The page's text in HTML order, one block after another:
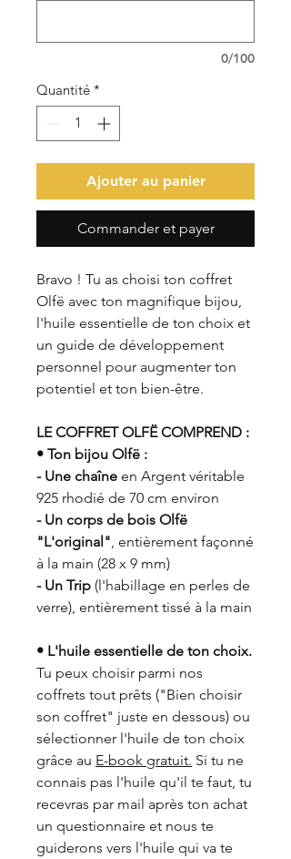
0/100
Quantité *
Ajouter au panier
Commander et payer
Bravo ! Tu as choisi ton coffret
Olfë avec ton magnifique bijou,
l'huile essentielle de ton choix et
un guide de développement
personnel pour augmenter ton
potentiel et ton bien-être.
LE COFFRET OLFË COMPREND :
• Ton bijou Olfë :
- Une chaîne en Argent véritable
925 rhodié de 70 cm environ
- Un corps de bois Olfë
"L'original" , entièrement façonné
à la main (28 x 9 mm)
- Un Trip (l'habillage en perles de
verre), entièrement tissé à la main
• L'huile essentielle de ton choix.
Tu peux choisir parmi nos
coffrets tout prêts ("Bien choisir
son coffret" juste en dessous) ou
sélectionner l'huile de ton choix
grâce au E-book gratuit. Si tu ne
connais pas l'huile qu'il te faut, tu
recevras par mail après ton achat
un questionnaire et nous te
guiderons vers l'huile qui va te